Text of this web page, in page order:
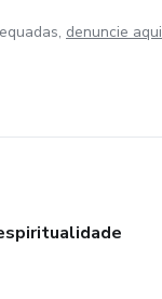
denuncie aqui